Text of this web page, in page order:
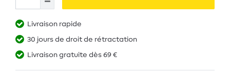
Livraison rapide
30 jours de droit de rétractation
Livraison gratuite dès 69 €